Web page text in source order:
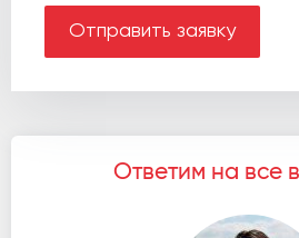
Отправить заявку
Ответим на все